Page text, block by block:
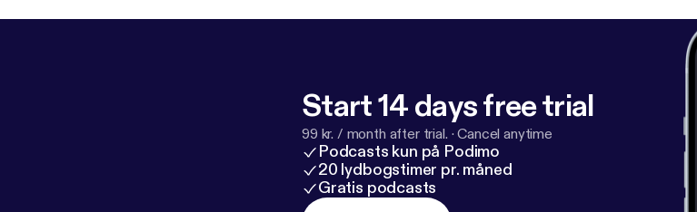
Start 14 days free trial
99 kr. / month after trial. ·Cancel anytime
Podcasts kun på Podimo
20 lydbogstimer pr. måned
Gratis podcasts